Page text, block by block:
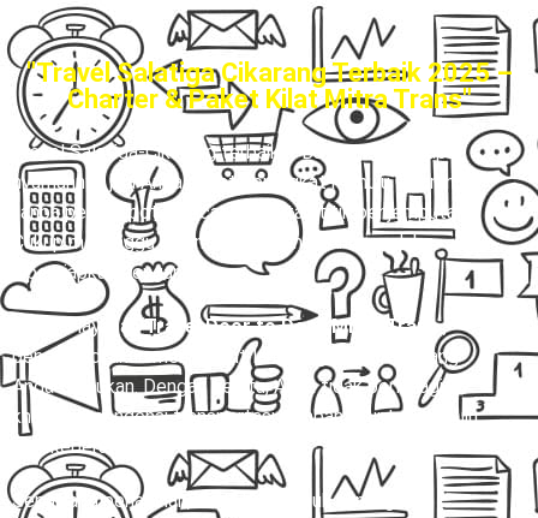
"Travel Salatiga Cikarang Terbaik 2025 –
Charter & Paket Kilat Mitra Trans"
Travel Salatiga-Cikarang terbaik
– Bayangkan betapa
nyamannya jika Anda dapat berangkat menuju Cikarang
tanpa perlu repot mencari pool atau titik penjemputan.
Cukup menunggu di rumah, perjalanan Anda sudah
dipersiapkan dengan baik.
Melalui layananTravel Door to Door Mitra Trans,
pengemudi akan menjemput langsung ke alamat yang
Anda tentukan. Dengan begitu, Anda tidak perlu lagi
khawatir mengenai transportasi tambahan untuk menuju
titik keberangkatan.
Sepanjang perjalanan, Anda bisa duduk tenang dan